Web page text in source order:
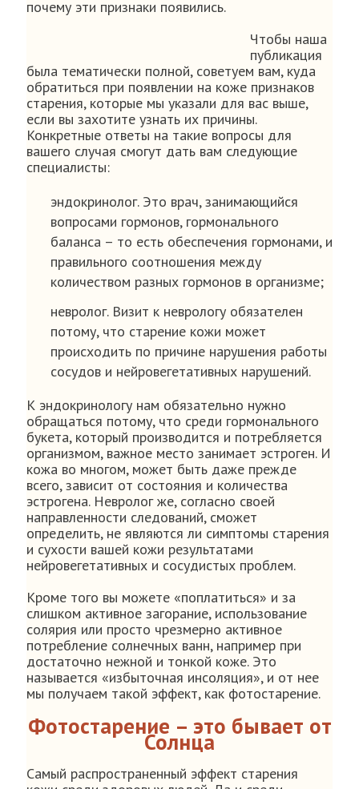
почему эти признаки появились.
Чтобы наша
публикация
была тематически полной, советуем вам, куда
обратиться при появлении на коже признаков
старения, которые мы указали для вас выше,
если вы захотите узнать их причины.
Конкретные ответы на такие вопросы для
вашего случая смогут дать вам следующие
специалисты:
эндокринолог. Это врач, занимающийся
вопросами гормонов, гормонального
баланса – то есть обеспечения гормонами, и
правильного соотношения между
количеством разных гормонов в организме;
невролог. Визит к неврологу обязателен
потому, что старение кожи может
происходить по причине нарушения работы
сосудов и нейровегетативных нарушений.
К эндокринологу нам обязательно нужно
обращаться потому, что среди гормонального
букета, который производится и потребляется
организмом, важное место занимает эстроген. И
кожа во многом, может быть даже прежде
всего, зависит от состояния и количества
эстрогена. Невролог же, согласно своей
направленности следований, сможет
определить, не являются ли симптомы старения
и сухости вашей кожи результатами
нейровегетативных и сосудистых проблем.
Кроме того вы можете «поплатиться» и за
слишком активное загорание, использование
солярия или просто чрезмерно активное
потребление солнечных ванн, например при
достаточно нежной и тонкой коже. Это
называется «избыточная инсоляция», и от нее
мы получаем такой эффект, как фотостарение.
Фотостарение – это бывает от
Солнца
Самый распространенный эффект старения